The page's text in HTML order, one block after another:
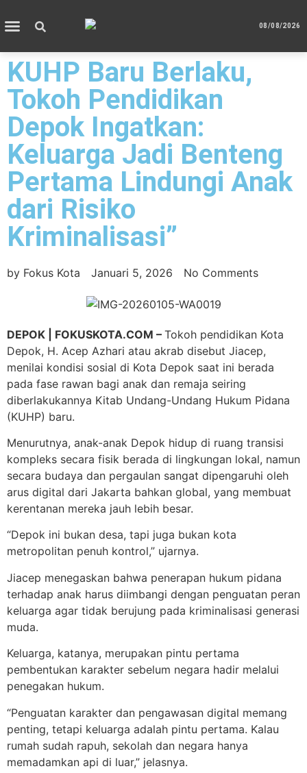
08/08/2026
KUHP Baru Berlaku,
Tokoh Pendidikan
Depok Ingatkan:
Keluarga Jadi Benteng
Pertama Lindungi Anak
dari Risiko
Kriminalisasi”
by Fokus Kota Januari 5, 2026 No Comments
DEPOK | FOKUSKOTA.COM – Tokoh pendidikan Kota
Depok, H. Acep Azhari atau akrab disebut Jiacep,
menilai kondisi sosial di Kota Depok saat ini berada
pada fase rawan bagi anak dan remaja seiring
diberlakukannya Kitab Undang-Undang Hukum Pidana
(KUHP) baru.
Menurutnya, anak-anak Depok hidup di ruang transisi
kompleks secara fisik berada di lingkungan lokal, namun
secara budaya dan pergaulan sangat dipengaruhi oleh
arus digital dari Jakarta bahkan global, yang membuat
kerentanan mereka jauh lebih besar.
“Depok ini bukan desa, tapi juga bukan kota
metropolitan penuh kontrol,” ujarnya.
Jiacep menegaskan bahwa penerapan hukum pidana
terhadap anak harus diimbangi dengan penguatan peran
keluarga agar tidak berujung pada kriminalisasi generasi
muda.
Keluarga, katanya, merupakan pintu pertama
pembentukan karakter sebelum negara hadir melalui
penegakan hukum.
“Penguatan karakter dan pengawasan digital memang
penting, tetapi keluarga adalah pintu pertama. Kalau
rumah sudah rapuh, sekolah dan negara hanya
memadamkan api di luar,” jelasnya.